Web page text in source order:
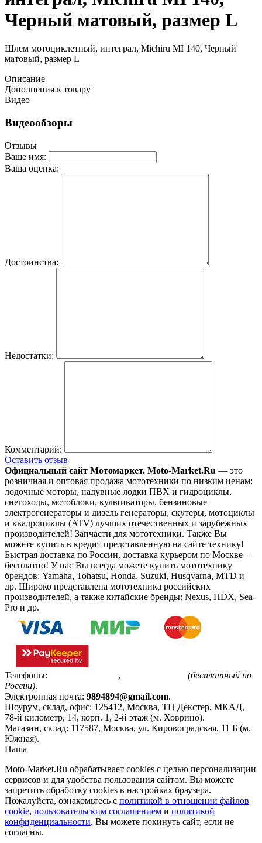
Черный матовый, размер L
Шлем мотоциклетный, интеграл, Michiru MI 140, Черный
матовый, размер L
Описание
Дополнения к товару
Видео
Видеообзоры
Отзывы
Ваше имя:
Ваша оценка:
Достоинства:
Недостатки:
Комментарий:
Оставить отзыв
Официальный сайт Мотомаркет. Moto-Market.Ru — это
розничная и оптовая продажа мототехники по низким ценам:
лодочные моторы, надувные лодки ПВХ и гидроциклы,
снегоходы, мотоблоки, культиваторы, бензиновые
электрогенераторы и дизель генераторы, скутеры, мотоциклы
и квадроциклы (ATV) лучших отечественных и зарубежных
производителей! Запчасти для мототехники. Также Вы
можете купить в кредит представленную на сайте технику!
Быстрая доставка по России, доставка курьером по Москве –
бесплатно! У нас Вы всегда можете купить мототехнику
брендов: Yamaha, Tohatsu, Honda, Suzuki, Husqvarna, MTD и
др. Широко представлена мототехника российских
производителей, а также китайские бренды: Nexus, HDX, Sea-
Pro и др.
Телефоны: ,
(бесплатный по
России).
Электронная почта: 9894894@gmail.com.
Шоурум, склад, офис: 125412, Москва, ТЦ Декстер, МКАД,
78-й километр, 14, корп. 1, 2-й этаж (м. Ховрино).
Магазин, склад: 117587, Москва, ул. Кировоградская, 11 Б (м.
Южная).
Наша
Moto-Market.Ru обрабатывает сookies с целью персонализации
сервисов и для удобства пользования сайтом. Вы можете
запретить обработку сookies в настройках браузера.
Пожалуйста, ознакомьтесь с политикой в отношении файлов
cookie, пользовательским соглашением и политикой
конфиденциальности. Вы можете покинуть сайт, если не
согласны.